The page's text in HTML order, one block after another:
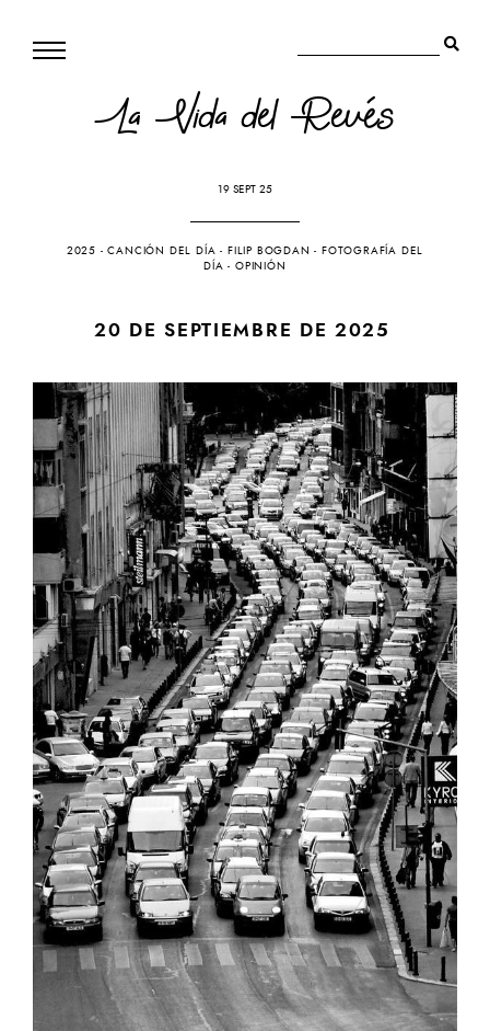
La Vida del Revés
19 SEPT 25
2025 -CANCIÓN DEL DÍA - FILIP BOGDAN - FOTOGRAFÍA DEL
DÍA -OPINIÓN
20 DE SEPTIEMBRE DE 2025